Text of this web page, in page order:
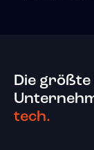
Die
tech.